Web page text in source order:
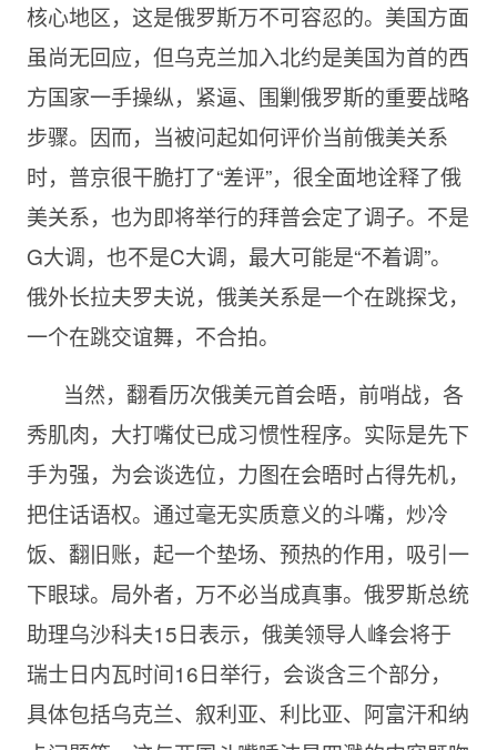
核心地区，这是俄罗斯万不可容忍的。美国方面
虽尚无回应，但乌克兰加入北约是美国为首的西
方国家一手操纵，紧逼、围剿俄罗斯的重要战略
步骤。因而，当被问起如何评价当前俄美关系
时，普京很干脆打了“差评”，很全面地诠释了俄
美关系，也为即将举行的拜普会定了调子。不是
G大调，也不是C大调，最大可能是“不着调”。
俄外长拉夫罗夫说，俄美关系是一个在跳探戈，
一个在跳交谊舞，不合拍。
当然，翻看历次俄美元首会晤，前哨战，各
秀肌肉，大打嘴仗已成习惯性程序。实际是先下
手为强，为会谈选位，力图在会晤时占得先机，
把住话语权。通过毫无实质意义的斗嘴，炒冷
饭、翻旧账，起一个垫场、预热的作用，吸引一
下眼球。局外者，万不必当成真事。俄罗斯总统
助理乌沙科夫15日表示，俄美领导人峰会将于
瑞士日内瓦时间16日举行，会谈含三个部分，
具体包括乌克兰、叙利亚、利比亚、阿富汗和纳